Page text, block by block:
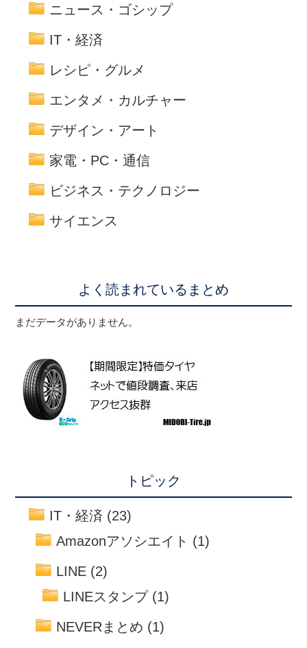
ニュース・ゴシップ
IT・経済
レシピ・グルメ
エンタメ・カルチャー
デザイン・アート
家電・PC・通信
ビジネス・テクノロジー
サイエンス
よく読まれているまとめ
まだデータがありません。
トピック
IT・経済 (23)
Amazonアソシエイト (1)
LINE (2)
LINEスタンプ(1)
NEVERまとめ (1)